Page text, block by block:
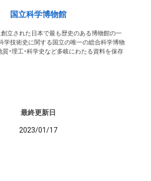
国立科学博物館
創立された日本で最も歴史のある博物館の一
学技術史に関する国立の唯一の総合科学博物
・理工・科学史など多岐にわたる資料を保存
最終更新日
2023/01/17